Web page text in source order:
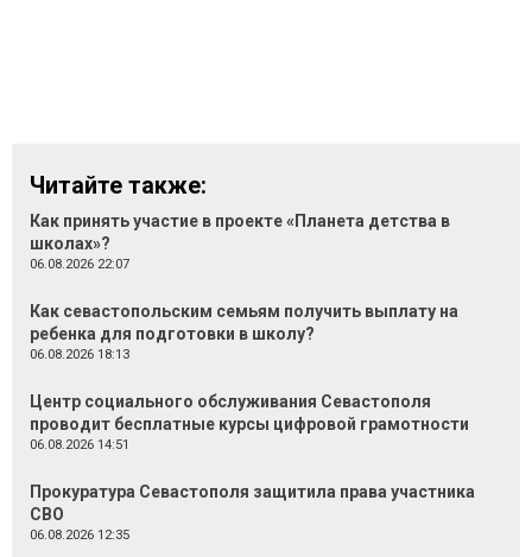
Читайте также:
Как принять участие в проекте «Планета детства в
школах»?
06.08.2026 22:07
Как севастопольским семьям получить выплату на
ребенка для подготовки в школу?
06.08.2026 18:13
Центр социального обслуживания Севастополя
проводит бесплатные курсы цифровой грамотности
06.08.2026 14:51
Прокуратура Севастополя защитила права участника
СВО
06.08.2026 12:35